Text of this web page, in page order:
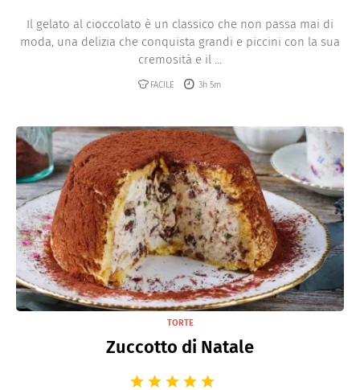
Il gelato al cioccolato è un classico che non passa mai di
moda, una delizia che conquista grandi e piccini con la sua
cremosità e il ...
FACILE 3h 5m
TORTE
Zuccotto di Natale